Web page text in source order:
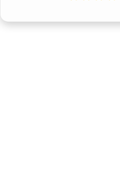
3. Fleksibilitas